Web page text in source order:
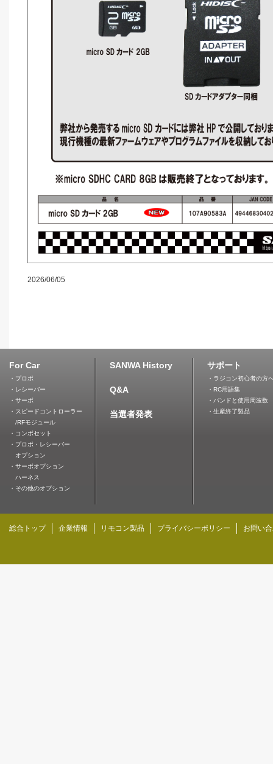
2026/06/05
For Car
・プロポ
・レシーバー
・サーボ
・スピードコントローラー
/RFモジュール
・コンボセット
・プロポ・レシーバー
オプション
・サーボオプション
ハーネス
・その他のオプション
SANWA History
Q&A
当選者発表
サポート
・ラジコン初心者の方
・RC用語集
・バンドと使用周波数
・生産終了製品
総合トップ 企業情報 リモコン製品 プライバシーポリシー お問い